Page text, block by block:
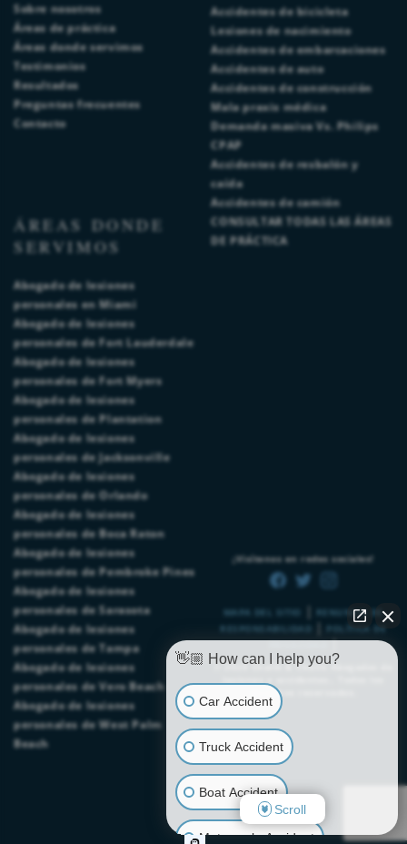
Sobre nosotros
Áreas de práctica
Áreas donde servimos
Testimonios
Resultados
Preguntas frecuentes
Contacto
Accidentes de bicicleta
Lesiones de nacimiento
Accidentes de embarcaciones
Accidentes de auto
Accidentes de construcción
Mala praxis médica
Demanda masiva Vs. Philips
CPAP
Accidentes de resbalón y
caída
Accidentes de camión
CONSULTAR TODAS LAS ÁREAS
DE PRÁCTICA
ÁREAS DONDE
SERVIMOS
Abogado de lesiones
personales en Miami
Abogado de lesiones
personales de Fort Lauderdale
Abogado de lesiones
personales de Fort Myers
Abogado de lesiones
personales de Plantation
Abogado de lesiones
personales de Jacksonville
Abogado de lesiones
personales de Orlando
Abogado de lesiones
personales de Boca Raton
Abogado de lesiones
personales de Pembroke Pines
Abogado de lesiones
personales de Sarasota
Abogado de lesiones
personales de Tampa
Abogado de lesiones
personales de Vero Beach
Abogado de lesiones
personales de West Palm
Beach
MAPA DEL SITIO
RENUNCIA DE
RESPONSABILIDAD
POLÍTICA DE
|
© 2026Chalik & Chalik Abogados de
derechos reservados.
¡Visítenos en redes sociales!
👋🏼 How can I help you?
Car Accident
Truck Accident
Boat Accident
Motorcycle Accident
Scroll